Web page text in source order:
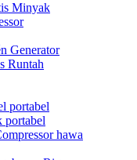
Minyak
Generator
Runtah
portabel
portabel
hawa